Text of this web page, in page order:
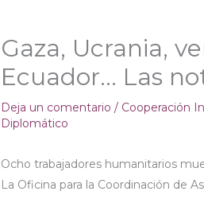
Gaza, Ucrania,
Ecuador… Las
Deja un comentario / Cooperación
Diplomático
Ocho trabajadores humanitarios
La Oficina para la Coordinación de